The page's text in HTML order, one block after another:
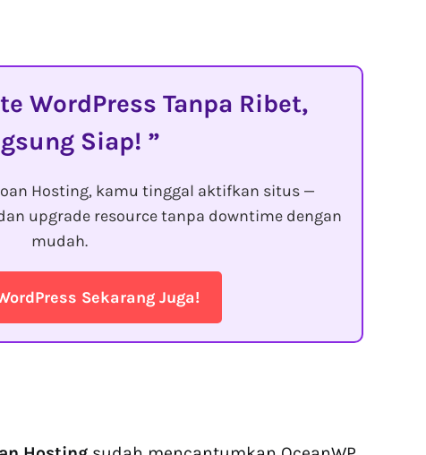
WordPress Tanpa Ribet,
Siap!
Hosting, kamu tinggal aktifkan situs —
upgrade resource tanpa downtime dengan
mudah.
Sekarang Juga!